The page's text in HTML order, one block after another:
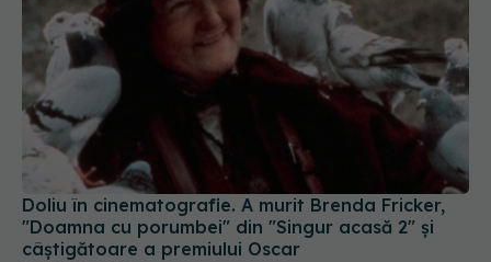
Doliu în cinematografie. A murit Brenda Fricker,
"Doamna cu porumbei" din "Singur acasă 2" și
câștigătoare a premiului Oscar